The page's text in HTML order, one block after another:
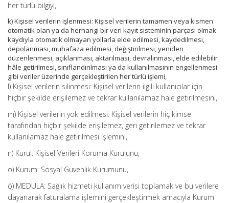
her türlü bilgiyi,
k) Kişisel verilerin işlenmesi: Kişisel verilerin tamamen veya kısmen
otomatik olan ya da herhangi bir veri kayıt sisteminin parçası olmak
kaydıyla otomatik olmayan yollarla elde edilmesi, kaydedilmesi,
depolanması, muhafaza edilmesi, değiştirilmesi, yeniden
düzenlenmesi, açıklanması, aktarılması, devralınması, elde edilebilir
hâle getirilmesi, sınıflandırılması ya da kullanılmasının engellenmesi
gibi veriler üzerinde gerçekleştirilen her türlü işlemi,
l) Kişisel verilerin silinmesi: Kişisel verilerin ilgili kullanıcılar için
hiçbir şekilde erişilemez ve tekrar kullanılamaz hale getirilmesini,
m) Kişisel verilerin yok edilmesi: Kişisel verilerin hiç kimse
tarafından hiçbir şekilde erişilemez, geri getirilemez ve tekrar
kullanılamaz hale getirilmesi işlemini,
n) Kurul: Kişisel Verileri Koruma Kurulunu,
o) Kurum: Sosyal Güvenlik Kurumunu,
ö) MEDULA: Sağlık hizmeti kullanım verisi toplamak ve bu verilere
dayanarak faturalama işlemini gerçekleştirmek amacıyla Kurum